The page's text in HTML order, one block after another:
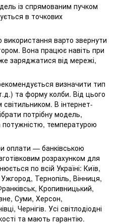
із спрямованим пучком
в точкових
використання варто звернути
Вона працює навіть при
заряджатися від мережі,
визначити тип
та форму колби. Від цього
В інтернет-
потрібну модель,
температурою
оплати — банківською
розрахунком для
по всій Україні: Київ,
Тернопіль, Вінниця,
Кропивницький,
Суми, Херсон,
Чернігів. Усі світлодіодні
та мають гарантію.